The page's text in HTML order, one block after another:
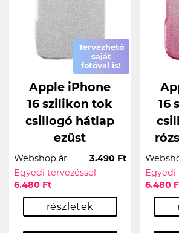
Tervezhető
saját
fotóval is!
Apple iPhone
16 szilikon tok
csillogó hátlap
ezüst
Webshop ár
3.490 Ft
Egyedi tervezéssel
6.480 Ft
részletek
16
Egyedi
6.480